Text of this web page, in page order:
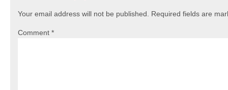
Your email address will not be published. Required fields are
Comment *